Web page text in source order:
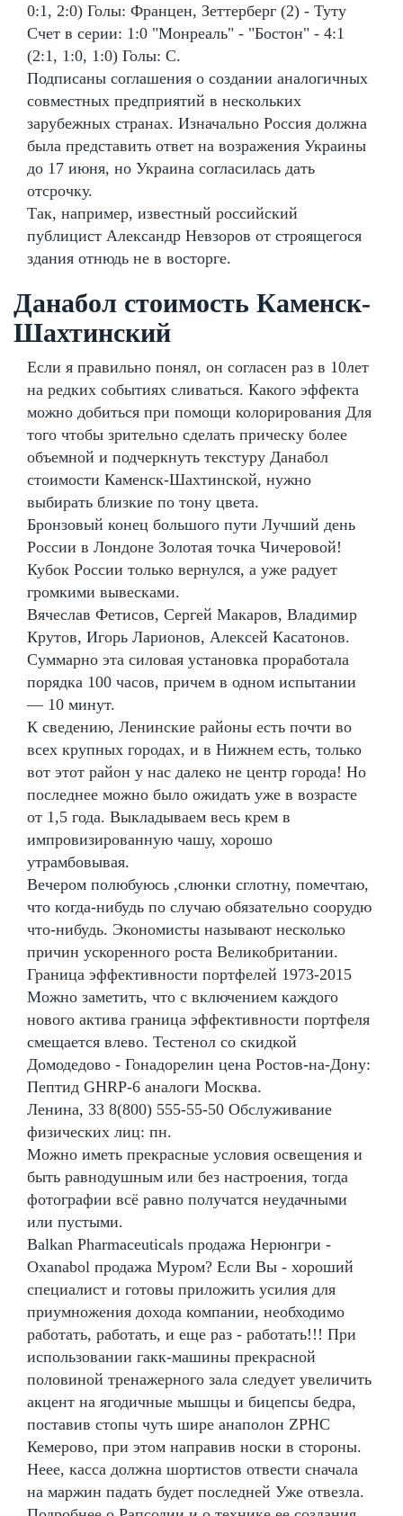
0:1, 2:0) Голы: Францен, Зеттерберг (2) - Туту
Счет в серии: 1:0 "Монреаль" - "Бостон" - 4:1
(2:1, 1:0, 1:0) Голы: С.
Подписаны соглашения о создании аналогичных
совместных предприятий в нескольких
зарубежных странах. Изначально Россия должна
была представить ответ на возражения Украины
до 17 июня, но Украина согласилась дать
отсрочку.
Так, например, известный российский
публицист Александр Невзоров от строящегося
здания отнюдь не в восторге.
Данабол стоимость Каменск-
Шахтинский
Если я правильно понял, он согласен раз в 10лет
на редких событиях сливаться. Какого эффекта
можно добиться при помощи колорирования Для
того чтобы зрительно сделать прическу более
объемной и подчеркнуть текстуру Данабол
стоимости Каменск-Шахтинской, нужно
выбирать близкие по тону цвета.
Бронзовый конец большого пути Лучший день
России в Лондоне Золотая точка Чичеровой!
Кубок России только вернулся, а уже радует
громкими вывесками.
Вячеслав Фетисов, Сергей Макаров, Владимир
Крутов, Игорь Ларионов, Алексей Касатонов.
Суммарно эта силовая установка проработала
порядка 100 часов, причем в одном испытании
— 10 минут.
К сведению, Ленинские районы есть почти во
всех крупных городах, и в Нижнем есть, только
вот этот район у нас далеко не центр города! Но
последнее можно было ожидать уже в возрасте
от 1,5 года. Выкладываем весь крем в
импровизированную чашу, хорошо
утрамбовывая.
Вечером полюбуюсь ,слюнки сглотну, помечтаю,
что когда-нибудь по случаю обязательно соорудю
что-нибудь. Экономисты называют несколько
причин ускоренного роста Великобритании.
Граница эффективности портфелей 1973-2015
Можно заметить, что с включением каждого
нового актива граница эффективности портфеля
смещается влево. Тестенол со скидкой
Домодедово - Гонадорелин цена Ростов-на-Дону:
Пептид GHRP-6 аналоги Москва.
Ленина, 33 8(800) 555-55-50 Обслуживание
физических лиц: пн.
Можно иметь прекрасные условия освещения и
быть равнодушным или без настроения, тогда
фотографии всё равно получатся неудачными
или пустыми.
Balkan Pharmaceuticals продажа Нерюнгри -
Oxanabol продажа Муром? Если Вы - хороший
специалист и готовы приложить усилия для
приумножения дохода компании, необходимо
работать, работать, и еще раз - работать!!! При
использовании гакк-машины прекрасной
половиной тренажерного зала следует увеличить
акцент на ягодичные мышцы и бицепсы бедра,
поставив стопы чуть шире анаполон ZPHC
Кемерово, при этом направив носки в стороны.
Неее, касса должна шортистов отвести сначала
на маржин падать будет последней Уже отвезла.